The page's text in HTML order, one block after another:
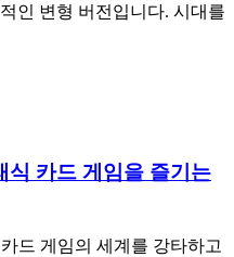
인 변형 버전입니다. 시대를
식 카드 게임을 즐기는
드 게임의 세계를 강타하고